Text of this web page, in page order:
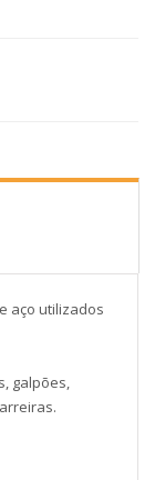
aço utilizados
galpões,